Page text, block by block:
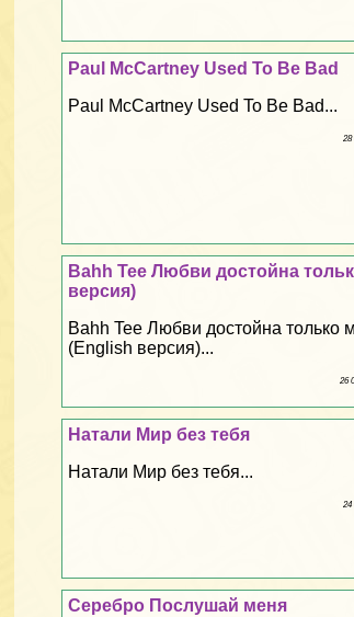
Paul McCartney Used To Be Bad
Paul McCartney Used To Be Bad...
28
Bahh Tee Любви достойна
версия)
Bahh Tee Любви достойна только
(English версия)...
26
Натали Мир без тебя
Натали Мир без тебя...
24
Серебро Послушай меня